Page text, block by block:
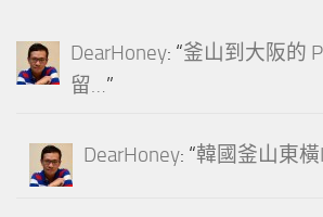
DearHoney: “釜山到大阪的
留…”
DearHoney: “韓國釜山東